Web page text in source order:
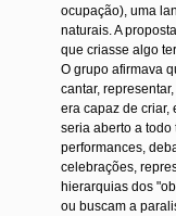
ocupação), uma
naturais. A
que criasse algo
O grupo afirmava
cantar,
era capaz de criar,
seria aberto a todo
performances,
celebrações,
hierarquias dos
ou buscam a